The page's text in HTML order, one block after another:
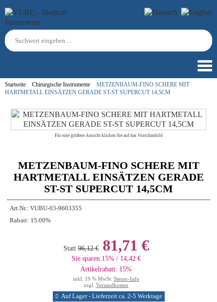
Startseite Chirurgische Instrumente
METZENBAUM-FINO SCHERE MIT
HARTMETALL EINSÄTZEN GERADE ST-ST SUPERCUT 14,5CM
Für eine größere Ansicht klicken Sie auf das Vorschaubild
METZENBAUM-FINO SCHERE MIT
HARTMETALL EINSÄTZEN GERADE
ST-ST SUPERCUT 14,5CM
Art.Nr.: VUBU-03-9603355
Rabatt: 15.00%
Statt 96,12 €81,71 €
Sie sparen 15% / 14,42 €
Artikelrabatt: 15%
inkl. 19 % MwSt. Steuer-Info
zzgl. Versandkosten
Auf Lager - Lieferzeit ca. 2-5 Werktage